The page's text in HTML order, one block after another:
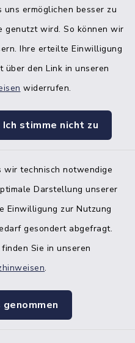
uns ermöglichen besser zu
genutzt wird. So können wir
Ihre erteilte Einwilligung
über den Link in unseren
widerrufen.
Ich stimme nicht zu
wir technisch notwendige
Darstellung unserer
Einwilligung zur Nutzung
gesondert abgefragt.
Sie in unseren
.
Amtskasse